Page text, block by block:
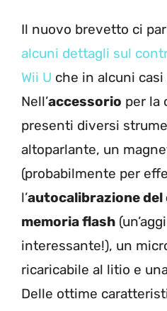
Il nuovo brevetto ci
alcuni dettagli sul
Wii U che in alcuni
Nell’accessorio per la
presenti diversi
altoparlante, un
(probabilmente per
l’autocalibrazione
memoria flash
interessante!), un
ricaricabile al litio e
Delle ottime